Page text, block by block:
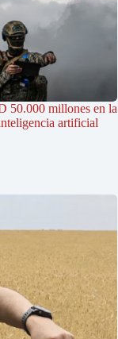
50.000 millones en la
artificial